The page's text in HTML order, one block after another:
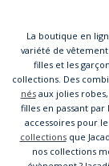
La boutique en
variété de
filles et les
collections. Des
nésaux jolies
filles en passant
accessoires pour
collectionsque
nos collections